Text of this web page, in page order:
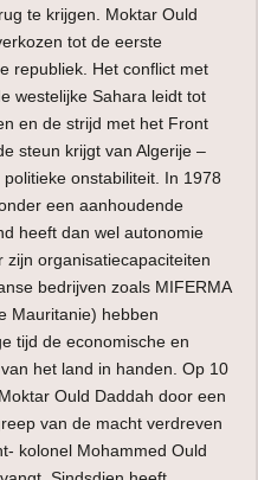
te krijgen. Moktar Ould
tot de eerste
republiek. Het conflict met
westelijke Sahara leidt tot
en de strijd met het Front
steun krijgt van Algerije –
onstabiliteit. In 1978
een aanhoudende
heeft dan wel autonomie
zijn organisatiecapaciteiten
bedrijven zoals MIFERMA
Mauritanie) hebben
tijd de economische en
het land in handen. Op 10
Ould Daddah door een
van de macht verdreven
kolonel Mohammed Ould